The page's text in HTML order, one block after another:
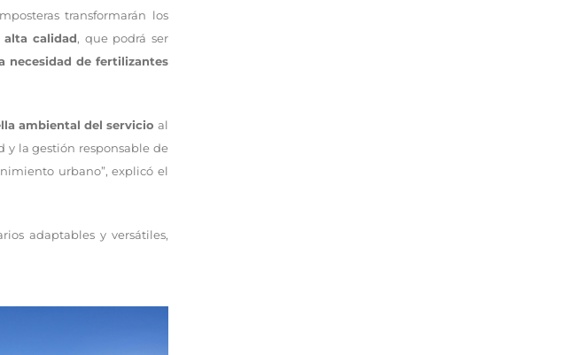
transformarán los
calidad, que podrá ser
necesidad de fertilizantes
ambiental del servicio al
y la gestión responsable de
urbano”, explicó el
adaptables y versátiles,